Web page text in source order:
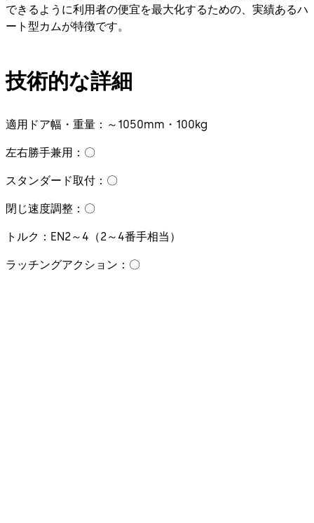
できるように利用者の便宜を最大化するための、実績あるハ
ート型カムが特徴です。
技術的な詳細
適用ドア幅・重量：～1050mm・100kg
左右勝手兼用：〇
スタンダード取付：〇
閉じ速度調整：〇
トルク：EN2～4（2～4番手相当）
ラッチングアクション：〇